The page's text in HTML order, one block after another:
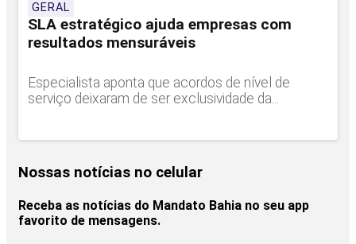
GERAL
SLA estratégico ajuda empresas com
resultados mensuráveis
Especialista aponta que acordos de nível de
serviço deixaram de ser exclusividade da...
Nossas notícias no celular
Receba as notícias do Mandato Bahia no seu app
favorito de mensagens.